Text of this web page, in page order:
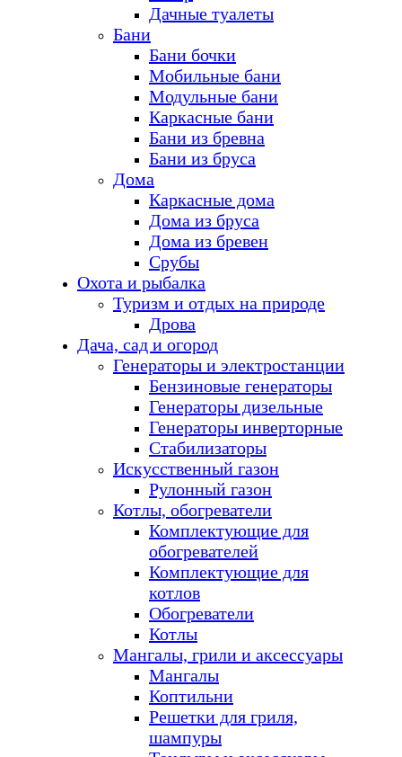
Дачные туалеты
Бани
Бани бочки
Мобильные бани
Модульные бани
Каркасные бани
Бани из бревна
Бани из бруса
Дома
Каркасные дома
Дома из бруса
Дома из бревен
Срубы
Охота и рыбалка
Туризм и отдых на природе
Дрова
Дача, сад и огород
Генераторы и электростанции
Бензиновые генераторы
Генераторы дизельные
Генераторы инверторные
Стабилизаторы
Искусственный газон
Рулонный газон
Котлы, обогреватели
Комплектующие для
обогревателей
Комплектующие для
котлов
Обогреватели
Котлы
Мангалы, грили и аксессуары
Мангалы
Коптильни
Решетки для гриля,
шампуры